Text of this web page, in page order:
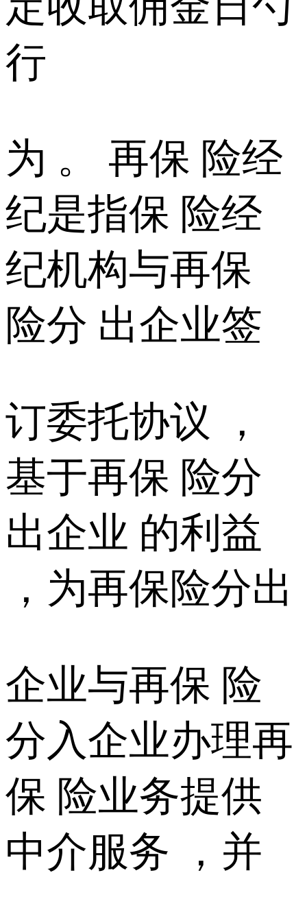
行
为 。 再保 险经
纪是指保 险经
纪机构与再保
险分 出企业签
订委托协议 ，
基于再保 险分
出企业 的利益
，为再保险分出
企业与再保 险
分入企业办理再
保 险业务提供
中介服务 ，并